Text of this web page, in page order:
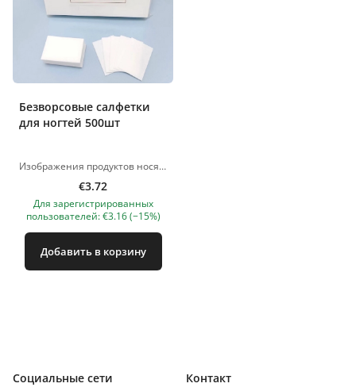
Безворсовые салфетки
для ногтей 500шт
Изображения продуктов носят иллюстративный характер. Если у вас есть какие-либо вопросы, мы всегда ждем вашего письма nanatallinn@gmail.com
€3.72
Для зарегистрированных
пользователей: €3.16 (−15%)
Добавить в корзину
Социальные сети Контакт